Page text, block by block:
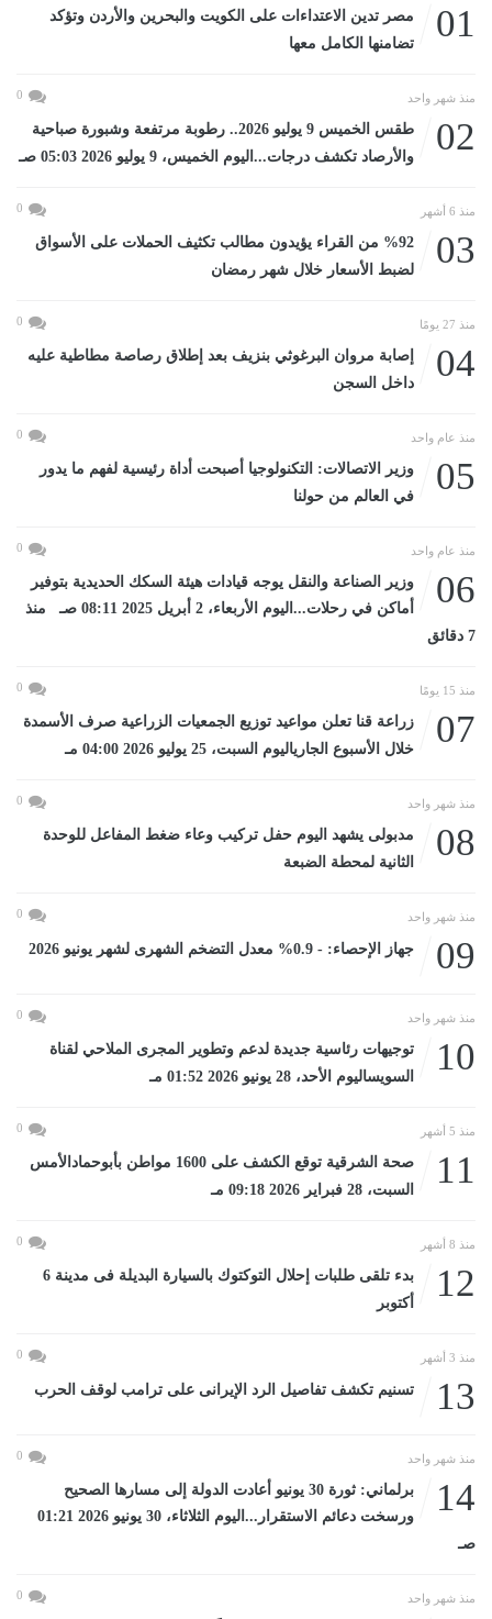
01
مصر تدين الاعتداءات على الكويت والبحرين والأردن وتؤكد
تضامنها الكامل معها
منذ شهر واحد 0
02
طقس الخميس 9 يوليو 2026.. رطوبة مرتفعة وشبورة صباحية
والأرصاد تكشف درجات...اليوم الخميس، 9 يوليو 2026 05:03 صـ
منذ 6 أشهر 0
03
%92 من القراء يؤيدون مطالب تكثيف الحملات على الأسواق
لضبط الأسعار خلال شهر رمضان
منذ 27 يومًا 0
04
إصابة مروان البرغوثي بنزيف بعد إطلاق رصاصة مطاطية عليه
داخل السجن
منذ عام واحد 0
05
وزير الاتصالات: التكنولوجيا أصبحت أداة رئيسية لفهم ما يدور
في العالم من حولنا
منذ عام واحد 0
06
وزير الصناعة والنقل يوجه قيادات هيئة السكك الحديدية بتوفير
أماكن في رحلات...اليوم الأربعاء، 2 أبريل 2025 08:11 صـ منذ
7 دقائق
منذ 15 يومًا 0
07
زراعة قنا تعلن مواعيد توزيع الجمعيات الزراعية صرف الأسمدة
خلال الأسبوع الجارياليوم السبت، 25 يوليو 2026 04:00 مـ
منذ شهر واحد 0
08
مدبولى يشهد اليوم حفل تركيب وعاء ضغط المفاعل للوحدة
الثانية لمحطة الضبعة
منذ شهر واحد 0
09 جهاز الإحصاء: - 0.9% معدل التضخم الشهرى لشهر يونيو 2026
منذ شهر واحد 0
10
توجيهات رئاسية جديدة لدعم وتطوير المجرى الملاحي لقناة
السويساليوم الأحد، 28 يونيو 2026 01:52 مـ
منذ 5 أشهر 0
11
صحة الشرقية توقع الكشف على 1600 مواطن بأبوحمادالأمس
السبت، 28 فبراير 2026 09:18 مـ
منذ 8 أشهر 0
12
بدء تلقى طلبات إحلال التوكتوك بالسيارة البديلة فى مدينة 6
أكتوبر
منذ 3 أشهر 0
13 تسنيم تكشف تفاصيل الرد الإيرانى على ترامب لوقف الحرب
منذ شهر واحد 0
14
برلماني: ثورة 30 يونيو أعادت الدولة إلى مسارها الصحيح
ورسخت دعائم الاستقرار...اليوم الثلاثاء، 30 يونيو 2026 01:21
صـ
منذ شهر واحد 0